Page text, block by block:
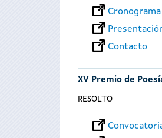
Cronograma
Contacto
XV Premio de
RESOLTO